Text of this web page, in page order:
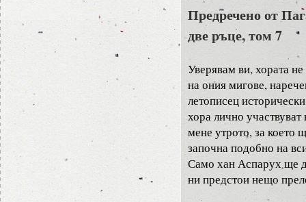
Предречено от
две ръце, том 7
Уверявам ви, хората не
на ония мигове,
летописец
хора лично участвуват
мене утрото, за което
започна подобно на
Само хан Аспарух ще
ни предстои нещо